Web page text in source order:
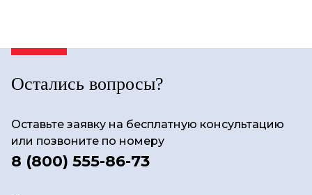
Остались вопросы?
Оставьте заявку на бесплатную консультацию
или позвоните по номеру
8 (800) 555-86-73